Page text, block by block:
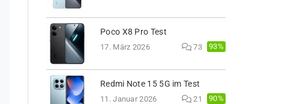
Poco X8 Pro Test
17. März 2026 73 93%
Redmi Note 15 5G im Test
11. Januar 2026 21 90%